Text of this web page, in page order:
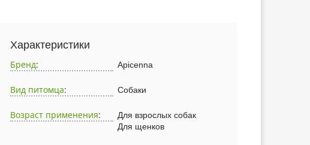
Характеристики
Бренд: Apicenna
Вид питомца: Собаки
Возраст применения:
Для взрослых собак
Для щенков